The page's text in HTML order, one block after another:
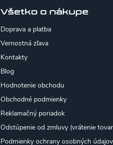
Všetko o nákupe
Doprava a platba
Vernostná zľava
Kontakty
Blog
Hodnotenie obchodu
Obchodné podmienky
Reklamačný poriadok
Odstúpenie od zmluvy (vrátenie
Podmienky ochrany osobných údajov